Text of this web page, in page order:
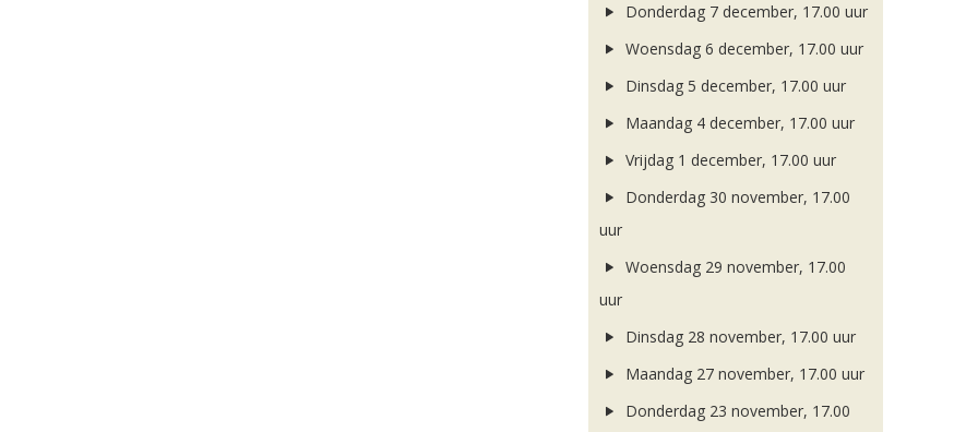
Donderdag 7 december, 17.00 uur
Woensdag 6 december, 17.00 uur
Dinsdag 5 december, 17.00 uur
Maandag 4 december, 17.00 uur
Vrijdag 1 december, 17.00 uur
Donderdag 30 november, 17.00
uur
Woensdag 29 november, 17.00
uur
Dinsdag 28 november, 17.00 uur
Maandag 27 november, 17.00 uur
Donderdag 23 november, 17.00